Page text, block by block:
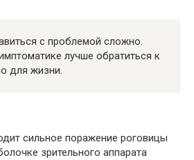
с проблемой сложно.
лучше обратиться к
для жизни.
сильное поражение роговицы
зрительного аппарата